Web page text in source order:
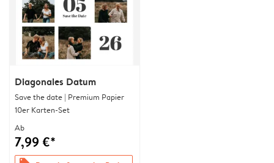
Diagonales Datum
Save the date | Premium Papier
10er Karten-Set
Ab
7,99 €*